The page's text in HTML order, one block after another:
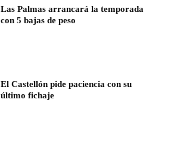
Las Palmas arrancará la temporada
con 5 bajas de peso
El Castellón pide paciencia con su
último fichaje